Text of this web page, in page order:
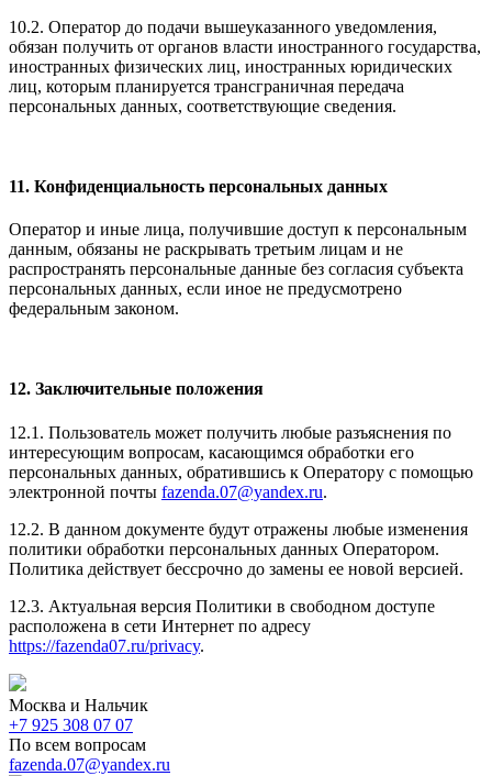
10.2. Оператор до подачи вышеуказанного уведомления,
обязан получить от органов власти иностранного государства,
иностранных физических лиц, иностранных юридических
лиц, которым планируется трансграничная передача
персональных данных, соответствующие сведения.
11. Конфиденциальность персональных данных
Оператор и иные лица, получившие доступ к персональным
данным, обязаны не раскрывать третьим лицам и не
распространять персональные данные без согласия субъекта
персональных данных, если иное не предусмотрено
федеральным законом.
12. Заключительные положения
12.1. Пользователь может получить любые разъяснения по
интересующим вопросам, касающимся обработки его
персональных данных, обратившись к Оператору с помощью
электронной почты fazenda.07@yandex.ru.
12.2. В данном документе будут отражены любые изменения
политики обработки персональных данных Оператором.
Политика действует бессрочно до замены ее новой версией.
12.3. Актуальная версия Политики в свободном доступе
расположена в сети Интернет по адресу
https://fazenda07.ru/privacy.
Москва и Нальчик
+7 925 308 07 07
По всем вопросам
fazenda.07@yandex.ru